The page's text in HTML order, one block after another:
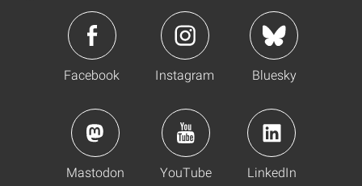
Facebook Instagram Bluesky
Mastodon YouTube LinkedIn